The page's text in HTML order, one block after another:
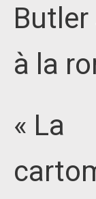
à la
« La